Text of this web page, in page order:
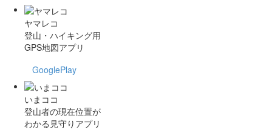
ヤマレコ
登山・ハイキング用
GPS地図アプリ
GooglePlay
いまココ
登山者の現在位置が
わかる見守りアプリ